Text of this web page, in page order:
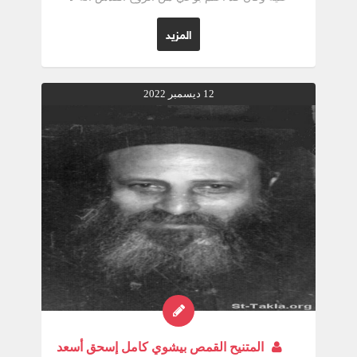
برية هذا العالم. المتنيح القمص بيشوى كامل كاهن
كنيسة الشهيد مارجرجس سبورتنج
المزيد
12 ديسمبر 2022
المتنيح القمص بيشوي كامل إسحق أسعد